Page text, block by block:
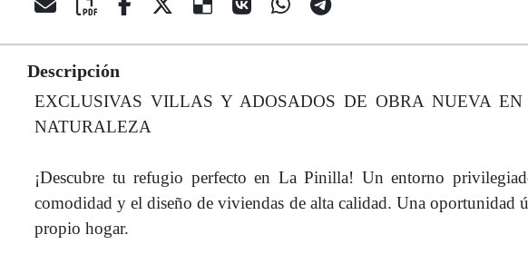
Descripción
EXCLUSIVAS VILLAS Y ADOSADOS DE OBRA NUEVA
NATURALEZA
¡Descubre tu refugio perfecto en La Pinilla! Un entorno
comodidad y el diseño de viviendas de alta calidad. Una oportunidad
propio hogar.